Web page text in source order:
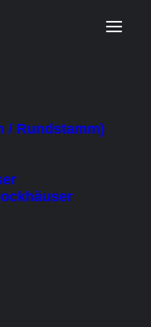
/ Rundstamm)
–